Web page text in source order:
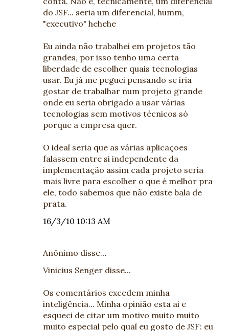
do JSF... seria um diferencial, humm,
"executivo" hehehe
Eu ainda não trabalhei em projetos tão
grandes, por isso tenho uma certa
liberdade de escolher quais tecnologias
usar. Eu já me peguei pensando se iria
gostar de trabalhar num projeto grande
onde eu seria obrigado a usar várias
tecnologias sem motivos técnicos só
porque a empresa quer.
O ideal seria que as várias aplicações
falassem entre si independente da
implementação assim cada projeto seria
mais livre para escolher o que é melhor pra
ele, todo sabemos que não existe bala de
prata.
16/3/10 10:13 AM
Anônimo disse…
Vinicius Senger disse...
Os comentários excedem minha
inteligência... Minha opinião esta ai e
esqueci de citar um motivo muito muito
muito especial pelo qual eu gosto de JSF: eu